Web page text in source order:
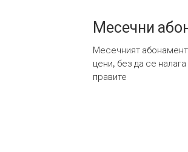
Месечни
Месечният
цени, без да се
правите